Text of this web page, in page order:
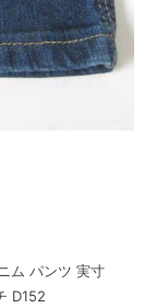
ム パンツ 実寸
D152